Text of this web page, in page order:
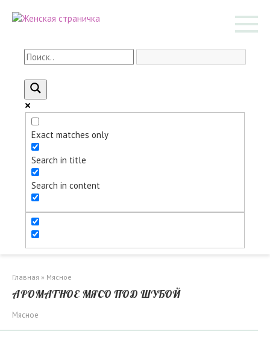
Exact matches only
Search in title
Search in content
Главная » Мясное
АРОМАТНОЕ МЯСО ПОД ШУБОЙ
Мясное